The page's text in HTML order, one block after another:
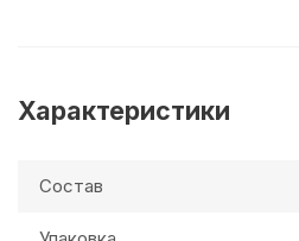
Характеристики
Состав